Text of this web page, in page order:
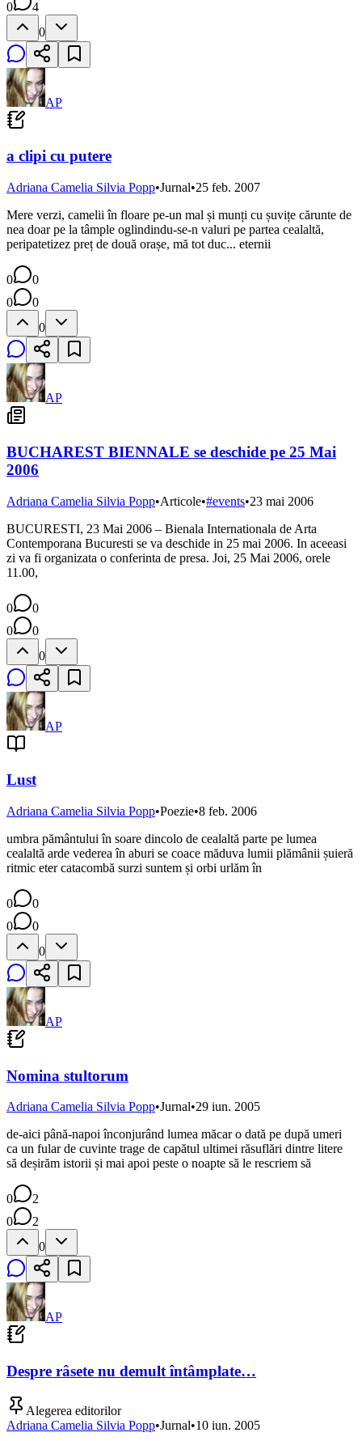
0
4
0
AP
a clipi cu putere
Adriana Camelia Silvia Popp•Jurnal•25 feb. 2007
Mere verzi, camelii în floare pe-un mal și munți cu șuvițe cărunte de
nea doar pe la tâmple oglindindu-se-n valuri pe partea cealaltă,
peripatetizez preț de două orașe, mă tot duc... eternii
0
0
0
0
0
AP
BUCHAREST BIENNALE se deschide pe 25 Mai
2006
Adriana Camelia Silvia Popp•Articole•#events•23 mai 2006
BUCURESTI, 23 Mai 2006 – Bienala Internationala de Arta
Contemporana Bucuresti se va deschide in 25 mai 2006. In aceeasi
zi va fi organizata o conferinta de presa. Joi, 25 Mai 2006, orele
11.00,
0
0
0
0
0
AP
Lust
Adriana Camelia Silvia Popp•Poezie•8 feb. 2006
umbra pământului în soare dincolo de cealaltă parte pe lumea
cealaltă arde vederea în aburi se coace măduva lumii plămânii șuieră
ritmic eter catacombă surzi suntem și orbi urlăm în
0
0
0
0
0
AP
Nomina stultorum
Adriana Camelia Silvia Popp•Jurnal•29 iun. 2005
de-aici până-napoi înconjurând lumea măcar o dată pe după umeri
ca un fular de cuvinte trage de capătul ultimei răsuflări dintre litere
să deșirăm istorii și mai apoi peste o noapte să le rescriem să
0
2
0
2
0
AP
Despre râsete nu demult întâmplate…
Alegerea editorilor
Adriana Camelia Silvia Popp•Jurnal•10 iun. 2005